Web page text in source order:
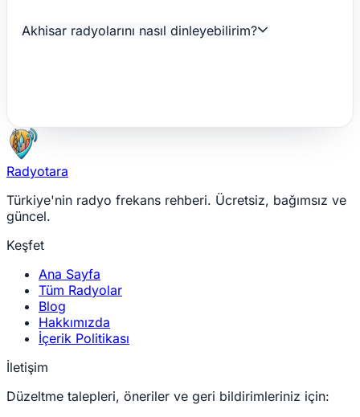
Akhisar radyolarını nasıl dinleyebilirim?
Radyotara
Türkiye'nin radyo frekans rehberi. Ücretsiz, bağımsız ve
güncel.
Keşfet
Ana Sayfa
Tüm Radyolar
Blog
Hakkımızda
İçerik Politikası
İletişim
Düzeltme talepleri, öneriler ve geri bildirimleriniz için: